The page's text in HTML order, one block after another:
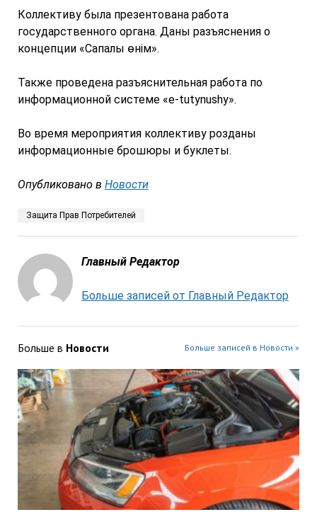
Коллективу была презентована работа
государственного органа. Даны разъяснения о
концепции «Сапалы өнім».
Также проведена разъяснительная работа по
информационной системе «e-tutynushy».
Во время мероприятия коллективу розданы
информационные брошюры и буклеты.
Опубликовано в Новости
Защита Прав Потребителей
Главный Редактор
Больше записей от Главный Редактор
Больше в Новости Больше записей в Новости »